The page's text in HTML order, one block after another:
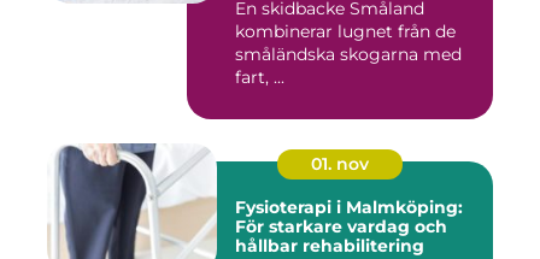
En skidbacke Småland
kombinerar lugnet från de
småländska skogarna med
fart, ...
01. nov
Fysioterapi i Malmköping:
För starkare vardag och
hållbar rehabilitering